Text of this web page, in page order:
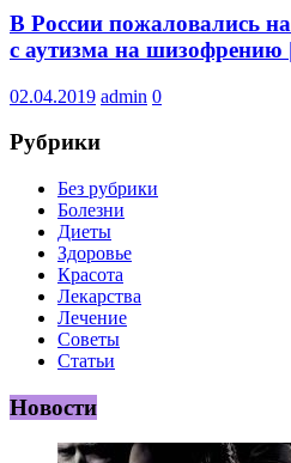
В России пожаловались
с аутизма на шизофрению
02.04.2019 admin 0
Рубрики
Без рубрики
Болезни
Диеты
Здоровье
Красота
Лекарства
Лечение
Советы
Статьи
Новости